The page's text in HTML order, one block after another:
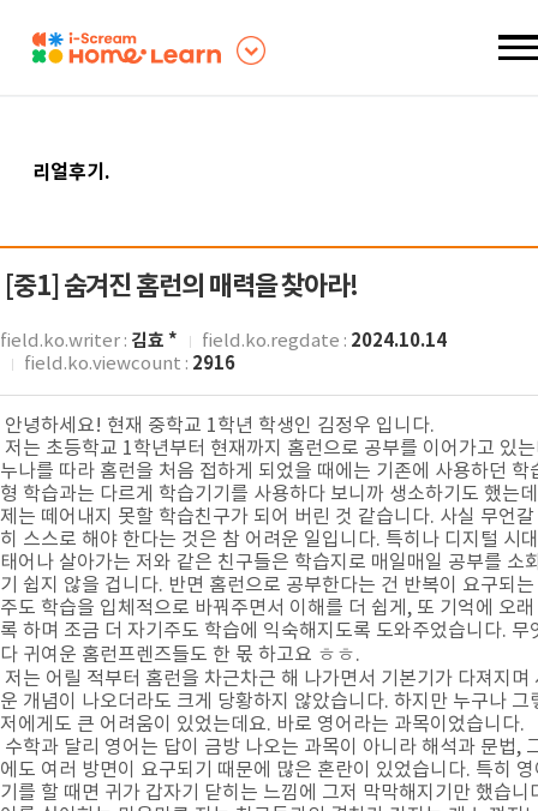
리얼후기 .
[중1] 숨겨진 홈런의 매력을 찾아라!
field.ko.writer : 김효 * field.ko.regdate : 2024.10.14
field.ko.viewcount : 2916
안녕하세요! 현재 중학교 1학년 학생인 김정우 입니다.
저는 초등학교 1학년부터 현재까지 홈런으로 공부를 이어가고 있
누나를 따라 홈런을 처음 접하게 되었을 때에는 기존에 사용하던 학
형 학습과는 다르게 학습기기를 사용하다 보니까 생소하기도 했는
제는 떼어내지 못할 학습친구가 되어 버린 것 같습니다. 사실 무언
히 스스로 해야 한다는 것은 참 어려운 일입니다. 특히나 디지털 시
태어나 살아가는 저와 같은 친구들은 학습지로 매일매일 공부를 소
기 쉽지 않을 겁니다. 반면 홈런으로 공부한다는 건 반복이 요구되
주도 학습을 입체적으로 바꿔주면서 이해를 더 쉽게, 또 기억에 오
록 하며 조금 더 자기주도 학습에 익숙해지도록 도와주었습니다. 무
다 귀여운 홈런프렌즈들도 한 몫 하고요 ㅎㅎ.
저는 어릴 적부터 홈런을 차근차근 해 나가면서 기본기가 다져지며
운 개념이 나오더라도 크게 당황하지 않았습니다. 하지만 누구나 그
저에게도 큰 어려움이 있었는데요. 바로 영어라는 과목이었습니다.
수학과 달리 영어는 답이 금방 나오는 과목이 아니라 해석과 문법,
에도 여러 방면이 요구되기 때문에 많은 혼란이 있었습니다. 특히
기를 할 때면 귀가 갑자기 닫히는 느낌에 그저 막막해지기만 했습니